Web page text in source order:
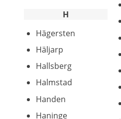
H
Hägersten
Häljarp
Hallsberg
Halmstad
Handen
Haninge